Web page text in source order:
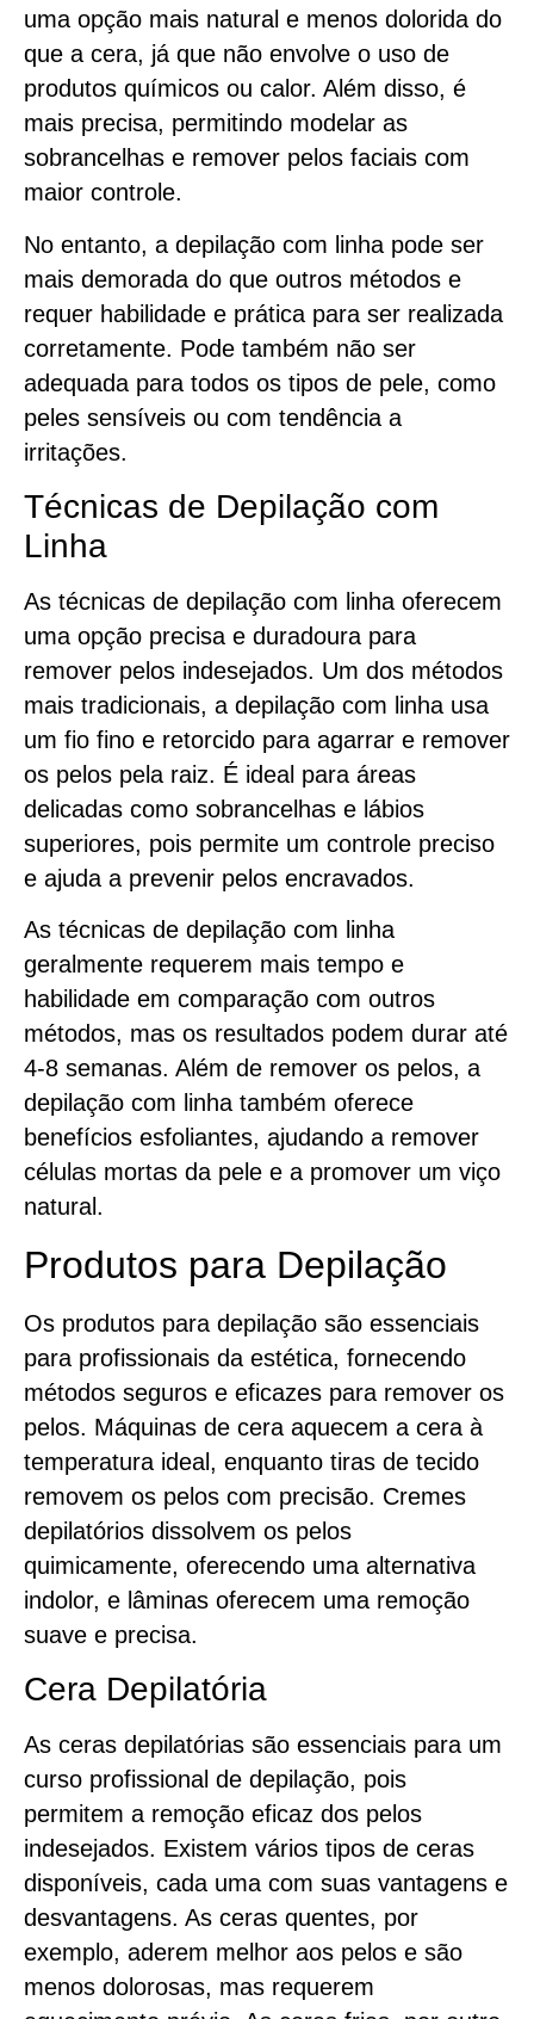
uma opção mais natural e menos dolorida do
que a cera, já que não envolve o uso de
produtos químicos ou calor. Além disso, é
mais precisa, permitindo modelar as
sobrancelhas e remover pelos faciais com
maior controle.
No entanto, a depilação com linha pode ser
mais demorada do que outros métodos e
requer habilidade e prática para ser realizada
corretamente. Pode também não ser
adequada para todos os tipos de pele, como
peles sensíveis ou com tendência a
irritações.
Técnicas de Depilação com
Linha
As técnicas de depilação com linha oferecem
uma opção precisa e duradoura para
remover pelos indesejados. Um dos métodos
mais tradicionais, a depilação com linha usa
um fio fino e retorcido para agarrar e remover
os pelos pela raiz. É ideal para áreas
delicadas como sobrancelhas e lábios
superiores, pois permite um controle preciso
e ajuda a prevenir pelos encravados.
As técnicas de depilação com linha
geralmente requerem mais tempo e
habilidade em comparação com outros
métodos, mas os resultados podem durar até
4-8 semanas. Além de remover os pelos, a
depilação com linha também oferece
benefícios esfoliantes, ajudando a remover
células mortas da pele e a promover um viço
natural.
Produtos para Depilação
Os produtos para depilação são essenciais
para profissionais da estética, fornecendo
métodos seguros e eficazes para remover os
pelos. Máquinas de cera aquecem a cera à
temperatura ideal, enquanto tiras de tecido
removem os pelos com precisão. Cremes
depilatórios dissolvem os pelos
quimicamente, oferecendo uma alternativa
indolor, e lâminas oferecem uma remoção
suave e precisa.
Cera Depilatória
As ceras depilatórias são essenciais para um
curso profissional de depilação, pois
permitem a remoção eficaz dos pelos
indesejados. Existem vários tipos de ceras
disponíveis, cada uma com suas vantagens e
desvantagens. As ceras quentes, por
exemplo, aderem melhor aos pelos e são
menos dolorosas, mas requerem